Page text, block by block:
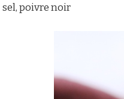
sel, poivre noir